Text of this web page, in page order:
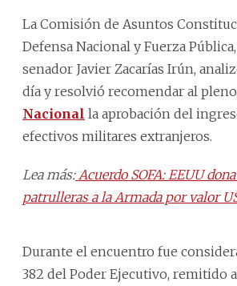
La Comisión de Asuntos
Defensa Nacional y Fuerza
senador Javier Zacarías Irún,
día y resolvió recomendar al
Nacional la aprobación del
efectivos militares extranjeros.
Lea más:Acuerdo SOFA: EEUU
patrulleras a la Armada por valor
Durante el encuentro fue
382 del Poder Ejecutivo, remitido